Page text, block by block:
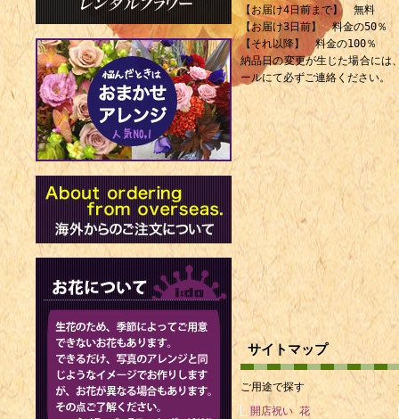
1952年）
1881年 - ア
者（+ 1955
1888年 - 長
1894年 - 井
1896年 - 横
1902年 - ダ
1935年）
1909年 - 原
1909年 - 石
1975年）
1911年 - ル
1913年 - 園
1915年 - ハ
ン・O・ラ
【お届け4日前まで】 無料
【お届け3日前】 料金の50％
【それ以降】 料金の100％
納品日の変更が生じた場合には
ールにて必ずご連絡ください。
サイトマップ
ご用途で探す
開店祝い 花